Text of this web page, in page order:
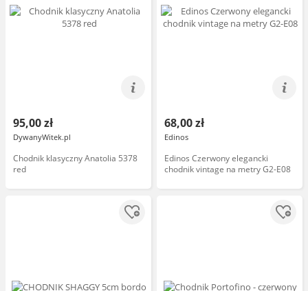
95,00 zł
DywanyWitek.pl
Chodnik klasyczny Anatolia 5378
red
68,00 zł
Edinos
Edinos Czerwony elegancki
chodnik vintage na metry G2-E08